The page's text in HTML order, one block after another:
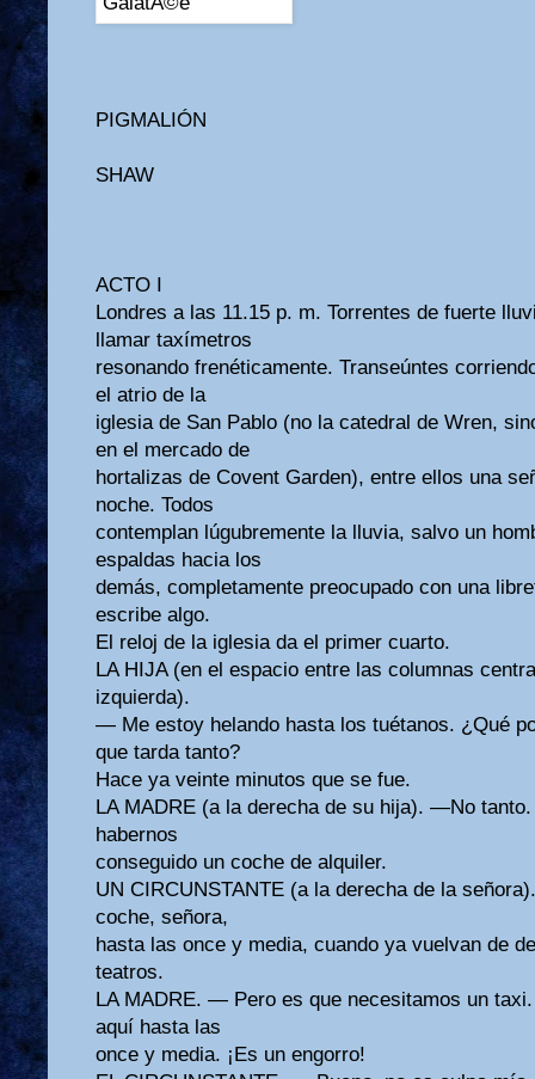
PIGMALIÓN
SHAW
ACTO I
Londres a las 11.15 p. m. Torrentes de fuerte
llamar taxímetros
resonando frenéticamente. Transeúntes
el atrio de la
iglesia de San Pablo (no la catedral de Wren,
en el mercado de
hortalizas de Covent Garden), entre ellos una
noche. Todos
contemplan lúgubremente la lluvia, salvo un
espaldas hacia los
demás, completamente preocupado con una
escribe algo.
El reloj de la iglesia da el primer cuarto.
LA HIJA (en el espacio entre las columnas
izquierda).
— Me estoy helando hasta los tuétanos. ¿Qué
que tarda tanto?
Hace ya veinte minutos que se fue.
LA MADRE (a la derecha de su hija). —No
habernos
conseguido un coche de alquiler.
UN CIRCUNSTANTE (a la derecha de la
coche, señora,
hasta las once y media, cuando ya vuelvan de
teatros.
LA MADRE. — Pero es que necesitamos un
aquí hasta las
once y media. ¡Es un engorro!